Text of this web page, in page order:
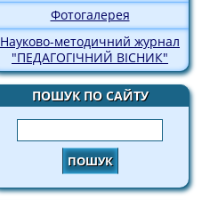
Фотогалерея
Науково-методичний журнал
"ПЕДАГОГІЧНИЙ ВІСНИК"
ПОШУК ПО САЙТУ
Пошук